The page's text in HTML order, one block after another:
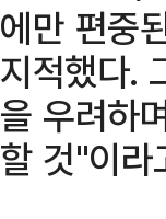
에만 편중
지적했다.
을 우려하
할 것"이라